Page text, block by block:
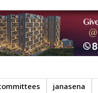
janasena